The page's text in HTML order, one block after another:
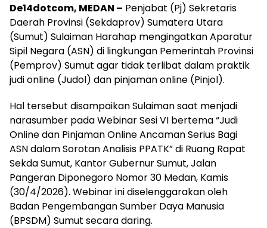
De14dotcom, MEDAN – Penjabat (Pj) Sekretaris
Daerah Provinsi (Sekdaprov) Sumatera Utara
(Sumut) Sulaiman Harahap mengingatkan Aparatur
Sipil Negara (ASN) di lingkungan Pemerintah Provinsi
(Pemprov) Sumut agar tidak terlibat dalam praktik
judi online (Judol) dan pinjaman online (Pinjol).
Hal tersebut disampaikan Sulaiman saat menjadi
narasumber pada Webinar Sesi VI bertema “Judi
Online dan Pinjaman Online Ancaman Serius Bagi
ASN dalam Sorotan Analisis PPATK” di Ruang Rapat
Sekda Sumut, Kantor Gubernur Sumut, Jalan
Pangeran Diponegoro Nomor 30 Medan, Kamis
(30/4/2026). Webinar ini diselenggarakan oleh
Badan Pengembangan Sumber Daya Manusia
(BPSDM) Sumut secara daring.